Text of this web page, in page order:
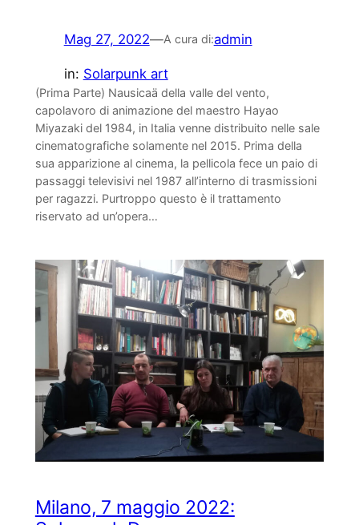
Mag 27, 2022—A cura di:admin
in: Solarpunk art
(Prima Parte) Nausicaä della valle del vento,
capolavoro di animazione del maestro Hayao
Miyazaki del 1984, in Italia venne distribuito nelle sale
cinematografiche solamente nel 2015. Prima della
sua apparizione al cinema, la pellicola fece un paio di
passaggi televisivi nel 1987 all’interno di trasmissioni
per ragazzi. Purtroppo questo è il trattamento
riservato ad un’opera…
Milano, 7 maggio 2022: